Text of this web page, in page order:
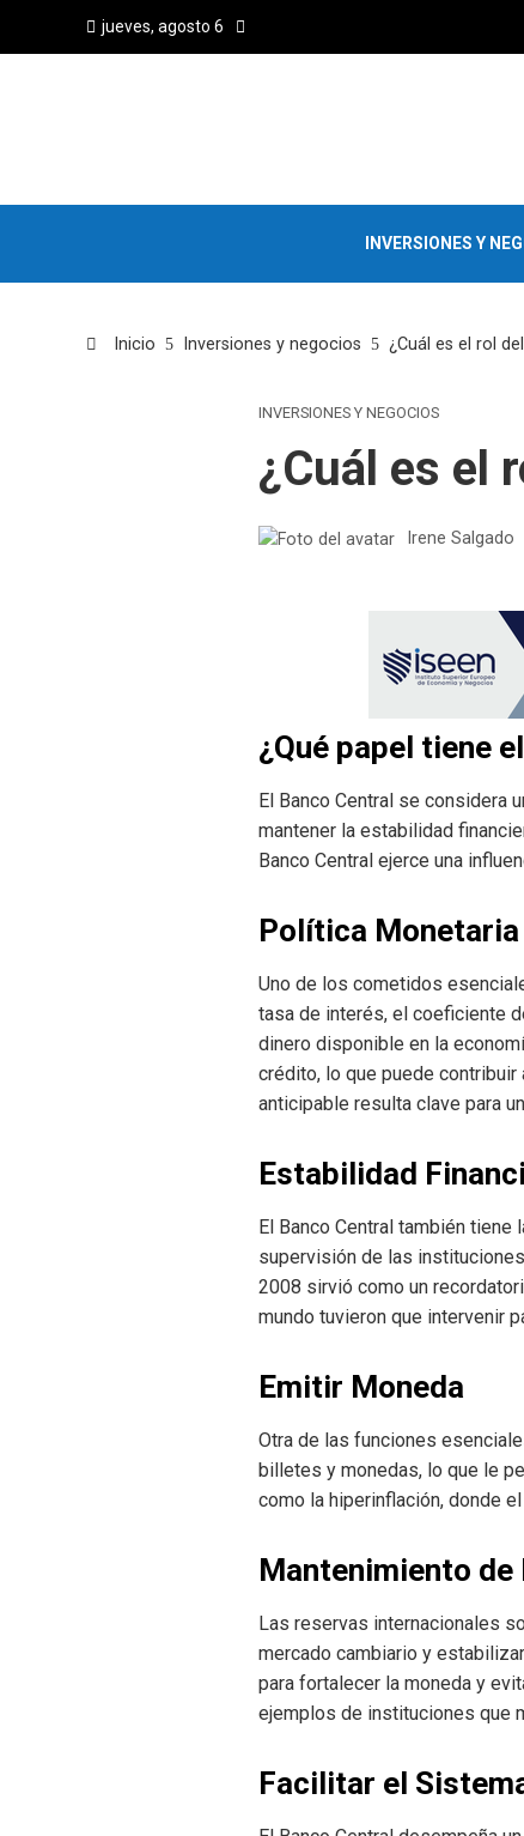
jueves, agosto 6
INVERSIONES Y
Inicio Inversiones y negocios ¿Cuál es el rol
INVERSIONES Y NEGOCIOS
¿Cuál es el
Irene Salgado
¿Qué papel tiene
El Banco Central se considera
mantener la estabilidad
Banco Central ejerce una
Política Monetaria
Uno de los cometidos
tasa de interés, el coeficiente
dinero disponible en la
crédito, lo que puede contribuir
anticipable resulta clave para
Estabilidad
El Banco Central también
supervisión de las
2008 sirvió como un
mundo tuvieron que intervenir
Emitir Moneda
Otra de las funciones
billetes y monedas, lo que le
como la hiperinflación, donde
Mantenimiento
Las reservas internacionales
mercado cambiario y
para fortalecer la moneda y
ejemplos de instituciones que
Facilitar el